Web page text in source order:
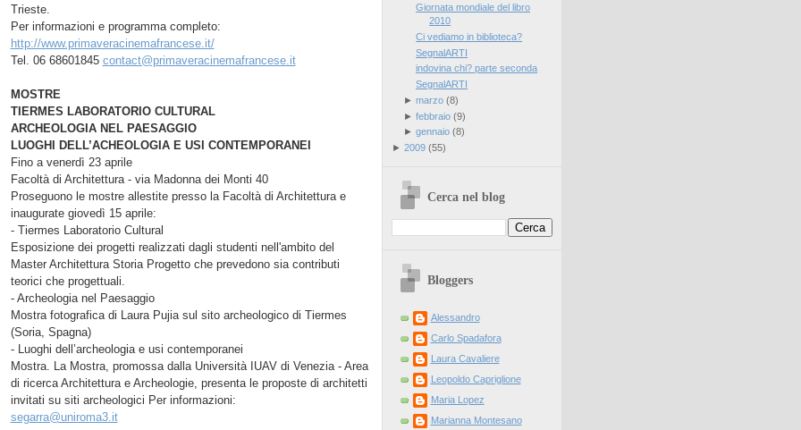
Trieste.
Per informazioni e programma completo:
http://www.primaveracinemafrancese.it/
Tel. 06 68601845 contact@primaveracinemafrancese.it
MOSTRE
TIERMES LABORATORIO CULTURAL
ARCHEOLOGIA NEL PAESAGGIO
LUOGHI DELL’ACHEOLOGIA E USI CONTEMPORANEI
Fino a venerdì 23 aprile
Facoltà di Architettura - via Madonna dei Monti 40
Proseguono le mostre allestite presso la Facoltà di Architettura e
inaugurate giovedì 15 aprile:
- Tiermes Laboratorio Cultural
Esposizione dei progetti realizzati dagli studenti nell'ambito del
Master Architettura Storia Progetto che prevedono sia contributi
teorici che progettuali.
- Archeologia nel Paesaggio
Mostra fotografica di Laura Pujia sul sito archeologico di Tiermes
(Soria, Spagna)
- Luoghi dell’archeologia e usi contemporanei
Mostra. La Mostra, promossa dalla Università IUAV di Venezia - Area
di ricerca Architettura e Archeologie, presenta le proposte di architetti
invitati su siti archeologici Per informazioni:
segarra@uniroma3.it
Giornata mondiale del libro
2010
Ci vediamo in biblioteca?
SegnalARTI
indovina chi? parte seconda
SegnalARTI
► marzo(8)
► febbraio(9)
► gennaio(8)
► 2009(55)
Cerca nel blog
Bloggers
Alessandro
Carlo Spadafora
Laura Cavaliere
Leopoldo Capriglione
Maria Lopez
Marianna Montesano